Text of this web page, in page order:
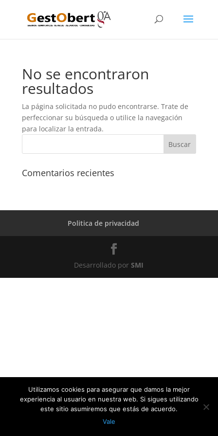
No se encontraron
resultados
La página solicitada no pudo encontrarse. Trate de
perfeccionar su búsqueda o utilice la navegación
para localizar la entrada.
Comentarios recientes
Politica de privacidad
Desarrollado porSMI
Utilizamos cookies para asegurar que damos la mejor
experiencia al usuario en nuestra web. Si sigues utilizando
este sitio asumiremos que estás de acuerdo.
Vale